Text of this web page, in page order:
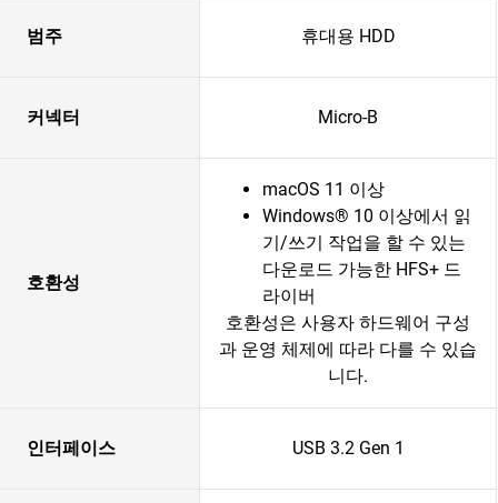
범주 휴대용 HDD
커넥터 Micro-B
호환성
macOS 11 이상
Windows® 10 이상에서 읽
기/쓰기 작업을 할 수 있는
다운로드 가능한 HFS+ 드
라이버
호환성은 사용자 하드웨어 구성
과 운영 체제에 따라 다를 수 있습
니다.
인터페이스 USB 3.2 Gen 1